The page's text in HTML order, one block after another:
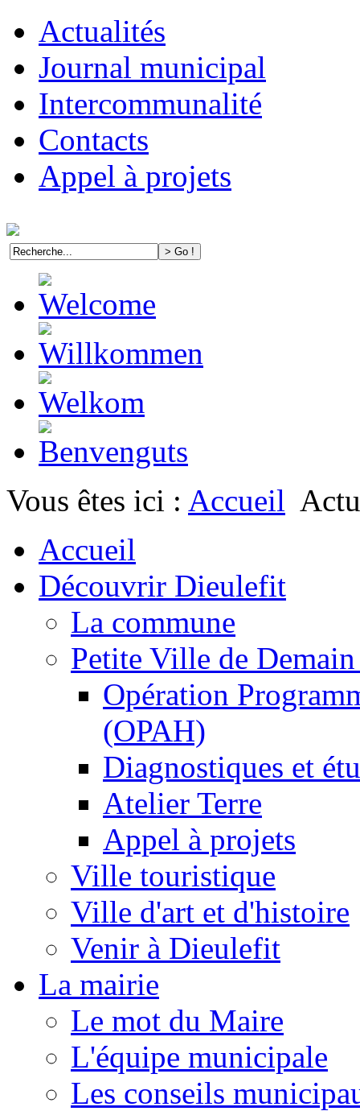
Actualités
Journal municipal
Intercommunalité
Contacts
Appel à projets
Vous êtes ici : Accueil
Accueil
Découvrir Dieulefit
La commune
Petite Ville de
Opération
(OPAH)
Diagnostiques et
Atelier Terre
Appel à projets
Ville touristique
Ville d'art et d'histoire
Venir à Dieulefit
La mairie
Le mot du Maire
L'équipe municipale
Les conseils